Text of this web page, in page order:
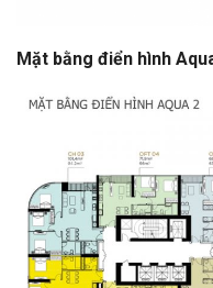
Mặt bằng điển hình